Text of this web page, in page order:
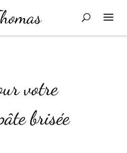
votre
brisée